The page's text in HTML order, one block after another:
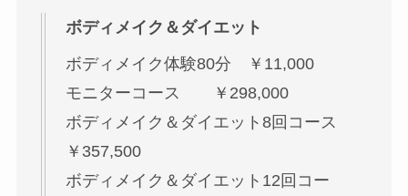
ボディメイク＆ダイエット
ボディメイク体験80分 ￥11,000
モニターコース ￥298,000
ボディメイク＆ダイエット8回コース
￥357,500
ボディメイク＆ダイエット12回コー